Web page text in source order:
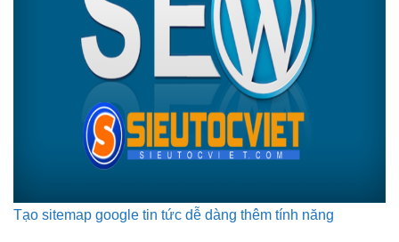
Tạo sitemap google tin tức dễ dàng thêm tính năng